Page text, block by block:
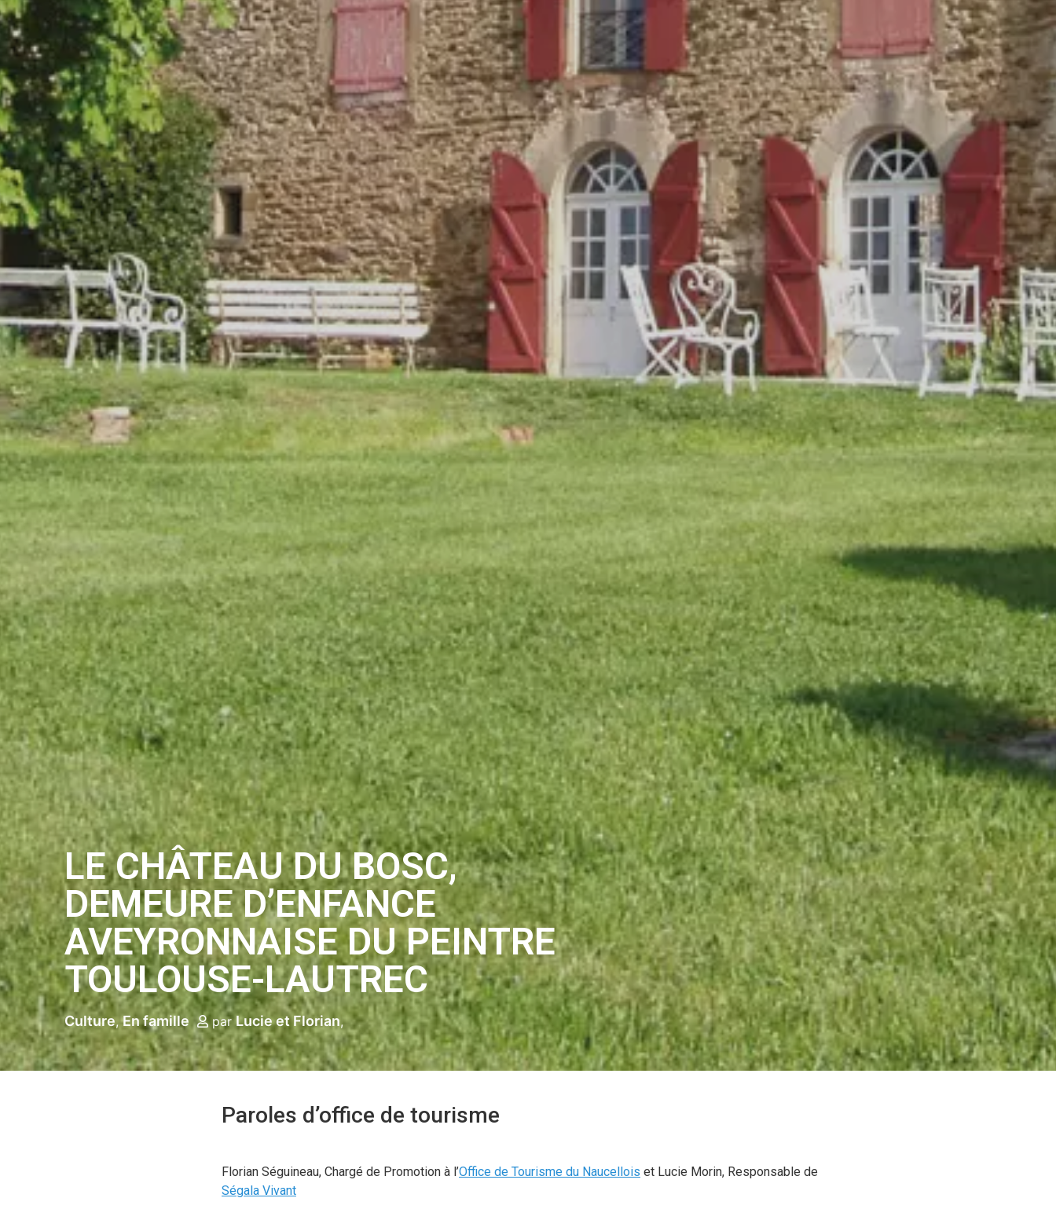
LE CHÂTEAU DU BOSC,
DEMEURE D’ENFANCE
AVEYRONNAISE DU PEINTRE
TOULOUSE-LAUTREC
Culture En famille parLucie et Florian
Paroles d’office de tourisme
Florian Séguineau, Chargé de Promotion à l’Office de Tourisme du Naucellois et Lucie Morin, Responsable de
Ségala Vivant